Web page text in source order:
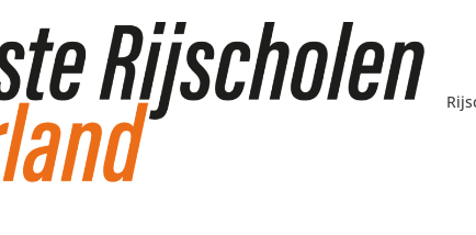
dan een